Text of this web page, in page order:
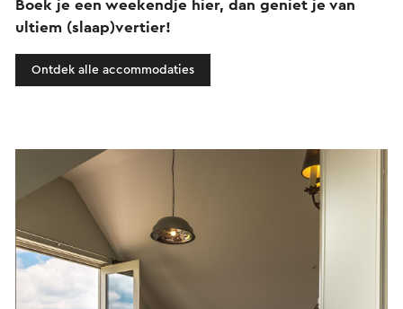
Boek je een weekendje hier, dan geniet je van
ultiem (slaap)vertier!
Ontdek alle accommodaties